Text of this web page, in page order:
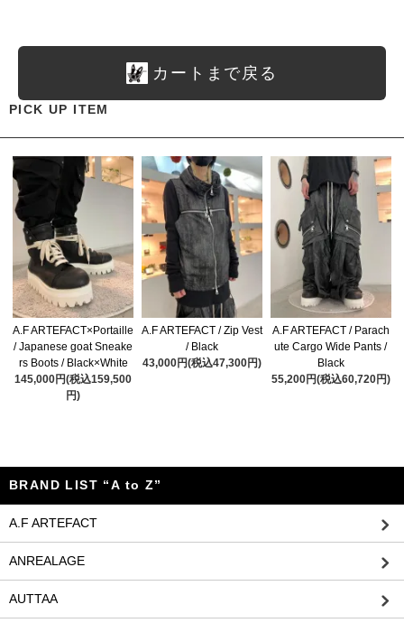
カートまで戻る
PICK UP ITEM
A.F ARTEFACT×Portaille
/ Japanese goat Sneake
rs Boots / Black×White
145,000円(税込159,500
円)
A.F ARTEFACT / Zip Vest
/ Black
43,000円(税込47,300円)
A.F ARTEFACT / Parach
ute Cargo Wide Pants /
Black
55,200円(税込60,720円)
BRAND LIST “A to Z”
A.F ARTEFACT
ANREALAGE
AUTTAA